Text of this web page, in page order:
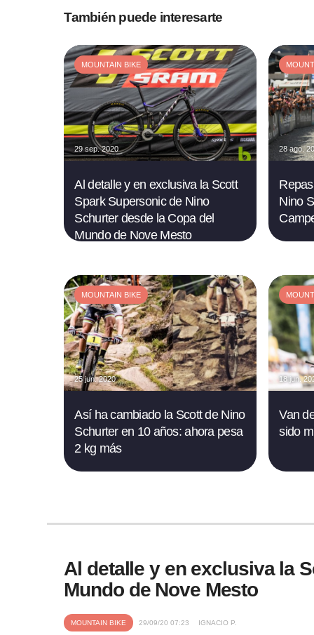
También puede interesarte
MOUNTAIN BIKE
29 sep. 2020
Al detalle y en exclusiva la Scott
Spark Supersonic de Nino
Schurter desde la Copa del
Mundo de Nove Mesto
28 ago.
Nino
MOUNTAIN BIKE
25 jun. 2020
Así ha cambiado la Scott de Nino
Schurter en 10 años: ahora pesa
2 kg más
18 jun.
Van
sido
Al detalle y en exclusiva la
Mundo de Nove Mesto
MOUNTAIN BIKE 29/09/20 07:23 IGNACIO P.